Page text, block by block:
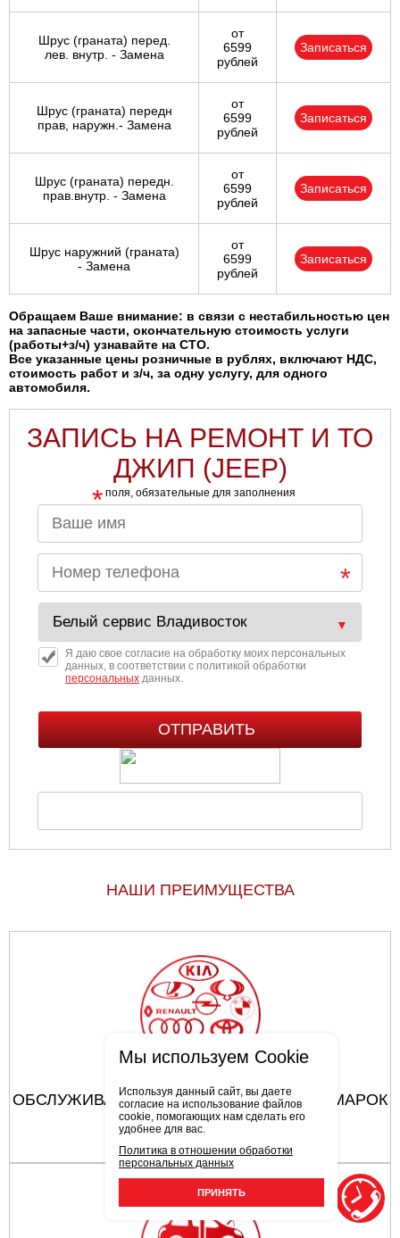
Шрус (граната) перед.
лев. внутр. - Замена
от
6599
рублей
Записаться
Шрус (граната) передн
прав, наружн.- Замена
от
6599
рублей
Записаться
Шрус (граната) передн.
прав.внутр. - Замена
от
6599
рублей
Записаться
Шрус наружний (граната)
- Замена
от
6599
рублей
Записаться
Обращаем Ваше внимание: в связи с нестабильностью цен
на запасные части, окончательную стоимость услуги
(работы+з/ч) узнавайте на СТО.
Все указанные цены розничные в рублях, включают НДС,
стоимость работ и з/ч, за одну услугу, для одного
автомобиля.
ЗАПИСЬ НА РЕМОНТ И ТО
ДЖИП (JEEP)
* поля, обязательные для заполнения
Я даю свое согласие на обработку моих персональных
данных, в соответствии с политикой обработки
персональныхданных.
НАШИ ПРЕИМУЩЕСТВА
ОБСЛУЖИВАЮТСЯ АВТОМОБИЛИ ВСЕХ МАРОК
Мы используем Cookie
Используя данный сайт, вы даете
согласие на использование файлов
cookie, помогающих нам сделать его
удобнее для вас.
Политика в отношении обработки
персональных данных
ПРИНЯТЬ